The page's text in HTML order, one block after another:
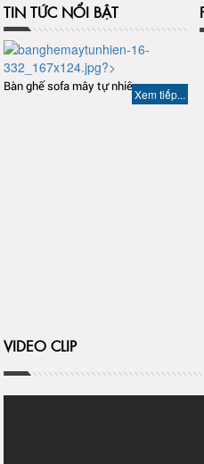
TIN TỨC NỔI BẬT
Bàn ghế sofa mây tự nhiên
Xem tiếp...
VIDEO CLIP